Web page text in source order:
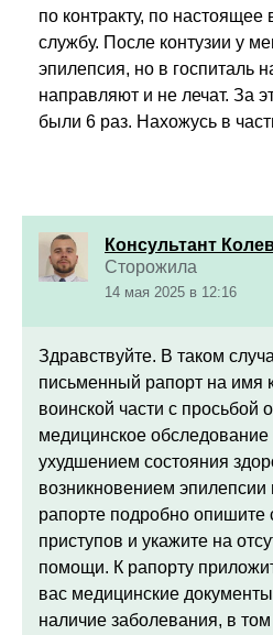
по контракту, по
службу. После контузии у
эпилепсия, но в госпиталь
направляют и не лечат. За
были 6 раз. Нахожусь в
Консультант
Сторожила
14 мая 2025 в 12:16
Здравствуйте. В таком
письменный рапорт на имя
воинской части с просьбой
медицинское
ухудшением состояния
возникновением эпилепсии
рапорте подробно опишите
приступов и укажите на
помощи. К рапорту
вас медицинские
наличие заболевания, в